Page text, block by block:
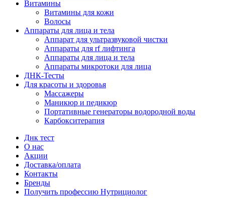
Витамины
Витамины для кожи
Волосы
Аппараты для лица и тела
Аппарат для ультразвуковой чистки
Аппараты для rf лифтинга
Аппараты для лица и тела
Аппараты микротоки для лица
ДНК-Тесты
Для красоты и здоровья
Массажеры
Маникюр и педикюр
Портативные генераторы водородной воды
Карбокситерапия
Днк тест
О нас
Акции
Доставка/оплата
Контакты
Бренды
Получить профессию Нутрициолог